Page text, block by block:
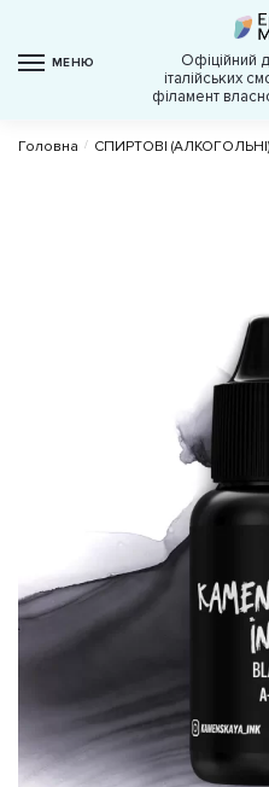
navigation
contentМЕНЮ
Офіційний
італійських
філамент
Головна / СПИРТОВІ